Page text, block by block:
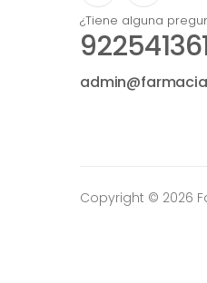
¿Tiene alguna
Copyright © 2026